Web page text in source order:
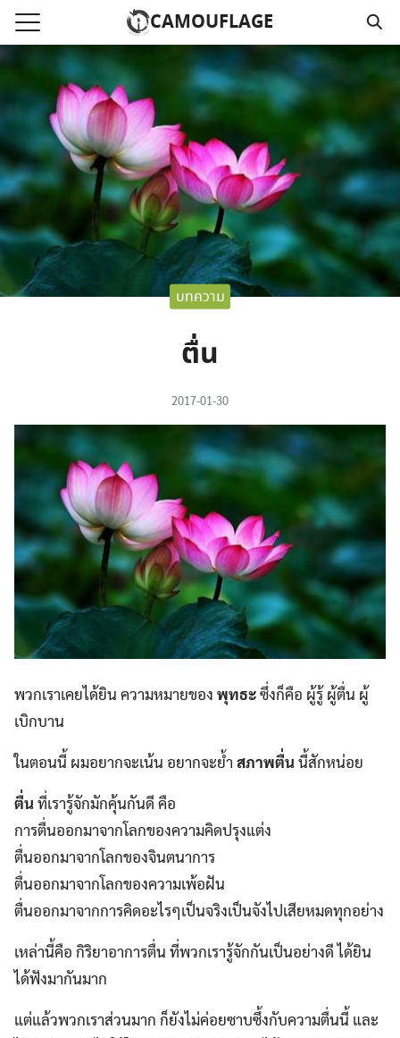
Skip
content
CAMOUFLAGE
ก
ามคลิปเสียงธรรม
ลด MP3
สือออนไลน์
Search
for:
บทความ
ตื่น
2017-01-30
พวกเราเคยได้ยิน ความหมายของ พุทธะซึ่งก็คือ ผู้รู้ ผู้ตื่น ผู้
เบิกบาน
ในตอนนี้ ผมอยากจะเน้น อยากจะย้ำ สภาพตื่นนี้สักหน่อย
ตื่นที่เรารู้จักมักคุ้นกันดี คือ
การตื่นออกมาจากโลกของความคิดปรุงแต่ง
ตื่นออกมาจากโลกของจินตนาการ
ตื่นออกมาจากโลกของความเพ้อฝัน
ตื่นออกมาจากการคิดอะไรๆเป็นจริงเป็นจังไปเสียหมดทุกอย่าง
เหล่านี้คือ กิริยาอาการตื่น ที่พวกเรารู้จักกันเป็นอย่างดี ได้ยิน
ได้ฟังมากันมาก
แต่แล้วพวกเราส่วนมาก ก็ยังไม่ค่อยซาบซึ้งกับความตื่นนี้ และ